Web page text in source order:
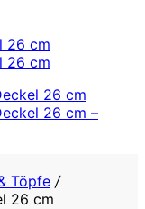
Töpfe /
26 cm